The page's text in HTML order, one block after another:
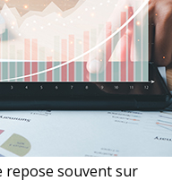
repose souvent sur